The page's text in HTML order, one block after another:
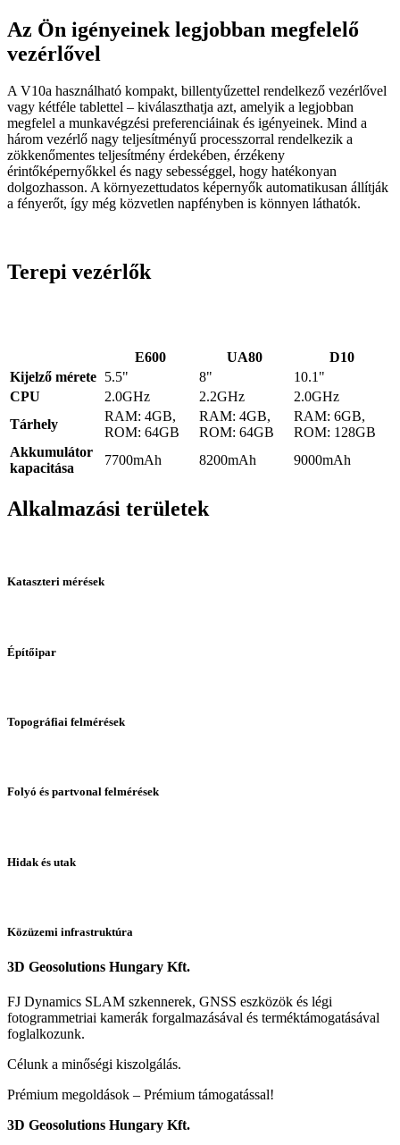
Az Ön igényeinek legjobban megfelelő
vezérlővel
A V10a használható kompakt, billentyűzettel rendelkező vezérlővel
vagy kétféle tablettel – kiválaszthatja azt, amelyik a legjobban
megfelel a munkavégzési preferenciáinak és igényeinek. Mind a
három vezérlő nagy teljesítményű processzorral rendelkezik a
zökkenőmentes teljesítmény érdekében, érzékeny
érintőképernyőkkel és nagy sebességgel, hogy hatékonyan
dolgozhasson. A környezettudatos képernyők automatikusan állítják
a fényerőt, így még közvetlen napfényben is könnyen láthatók.
Terepi vezérlők
E600 UA80
D10
Kijelző mérete 5.5" 8"
10.1"
CPU
2.0GHz 2.2GHz
2.0GHz
Tárhely
RAM: 4GB,
ROM: 64GB
RAM: 4GB,
ROM: 64GB
RAM: 6GB,
ROM: 128GB
Akkumulátor
kapacitása
7700mAh 8200mAh 9000mAh
Alkalmazási területek
Kataszteri mérések
Építőipar
Topográfiai felmérések
Folyó és partvonal felmérések
Hidak és utak
Közüzemi infrastruktúra
3D Geosolutions Hungary Kft.
FJ Dynamics SLAM szkennerek, GNSS eszközök és légi
fotogrammetriai kamerák forgalmazásával és terméktámogatásával
foglalkozunk.
Célunk a minőségi kiszolgálás.
Prémium megoldások – Prémium támogatással!
3D Geosolutions Hungary Kft.